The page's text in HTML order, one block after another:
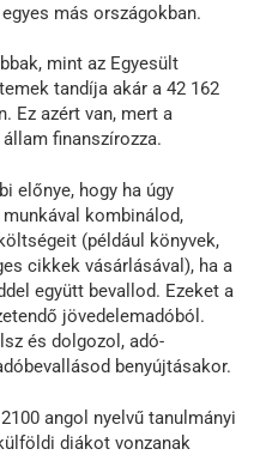
más országokban.
mint az Egyesült
tandíja akár a 42 162
Ez azért van, mert a
finanszírozza.
előnye, hogy ha úgy
kombinálod,
(például könyvek,
cikkek vásárlásával), ha a
együtt bevallod. Ezeket a
jövedelemadóból.
és dolgozol, adó-
benyújtásakor.
angol nyelvű tanulmányi
diákot vonzanak